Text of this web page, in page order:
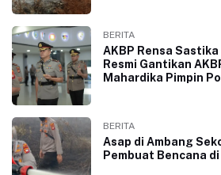
BERITA
AKBP Rensa
Resmi Gantikan
Mahardika Pimpin
BERITA
Asap di Ambang
Pembuat Bencana di